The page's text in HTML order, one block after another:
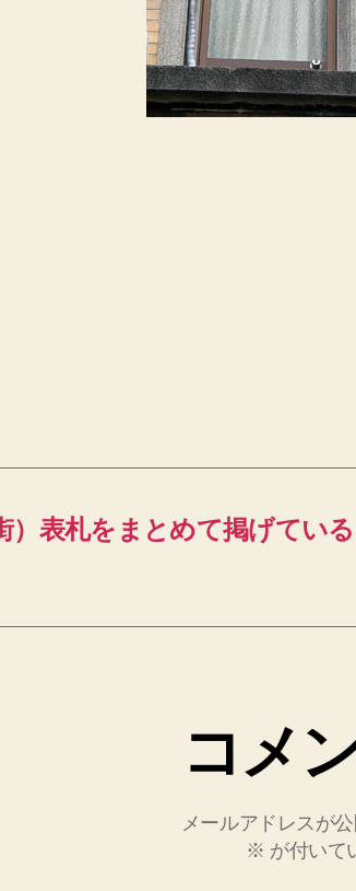
）表札をまとめて掲げている
コメ
メールアドレスが
※ が付いて